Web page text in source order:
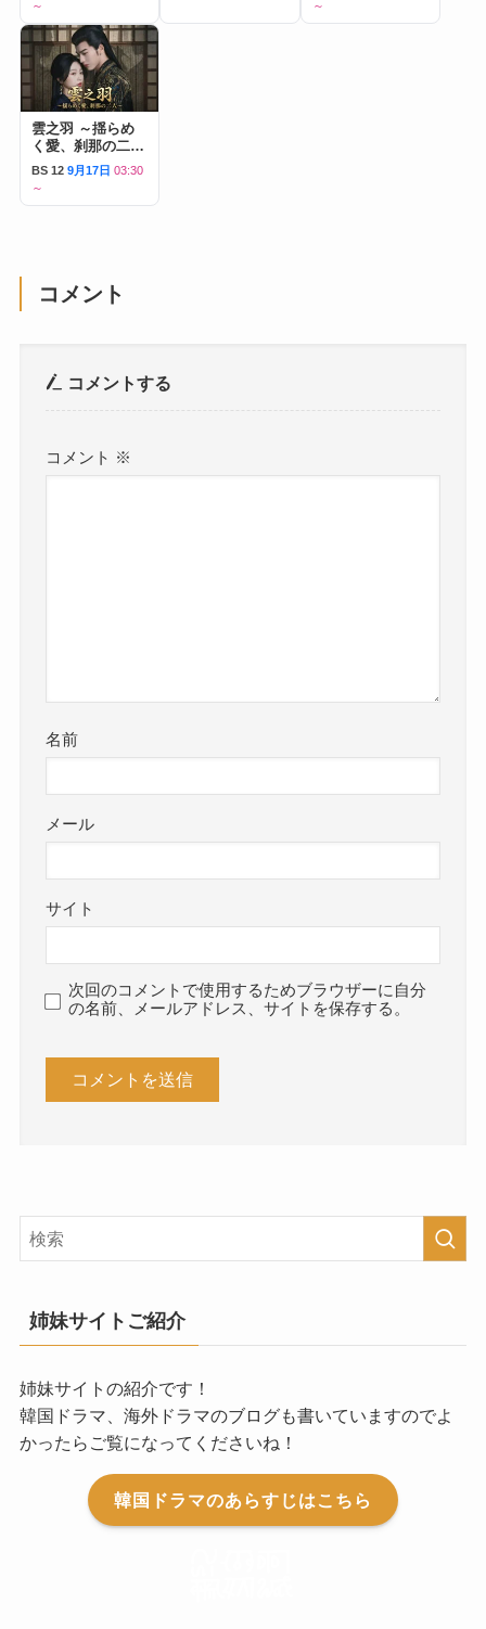
～
～
雲之羽 ～揺らめ
く愛、刹那の二人
～
BS 12 9月17日 03:30
～
コメント
コメントする
コメント ※
名前
メール
サイト
次回のコメントで使用するためブラウザーに自分
の名前、メールアドレス、サイトを保存する。
姉妹サイトご紹介
姉妹サイトの紹介です！
韓国ドラマ、海外ドラマのブログも書いていますのでよ
かったらご覧になってくださいね！
韓国ドラマのあらすじはこちら